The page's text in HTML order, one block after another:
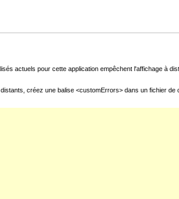
actuels pour cette application empêchent l'affichage à
créez une balise <customErrors> dans un fichier